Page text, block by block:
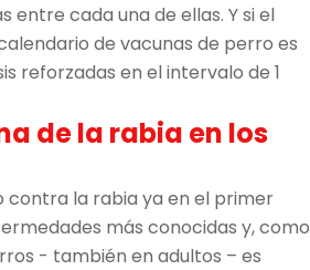
entre cada una de ellas. Y si el
de vacunas de perro es
reforzadas en el intervalo de 1
de la rabia en los
contra la rabia ya en el primer
más conocidas y, como
- también en adultos – es